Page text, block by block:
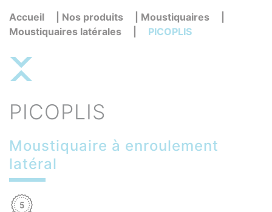
Accueil Nos produits Moustiquaires
Moustiquaires latérales
PICOPLIS
PICOPLIS
Moustiquaire à enroulement
latéral